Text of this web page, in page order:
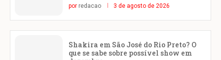
por redacao 3 de agosto de 2026
Shakira em São José do Rio Preto? O
que se sabe sobre possível show em